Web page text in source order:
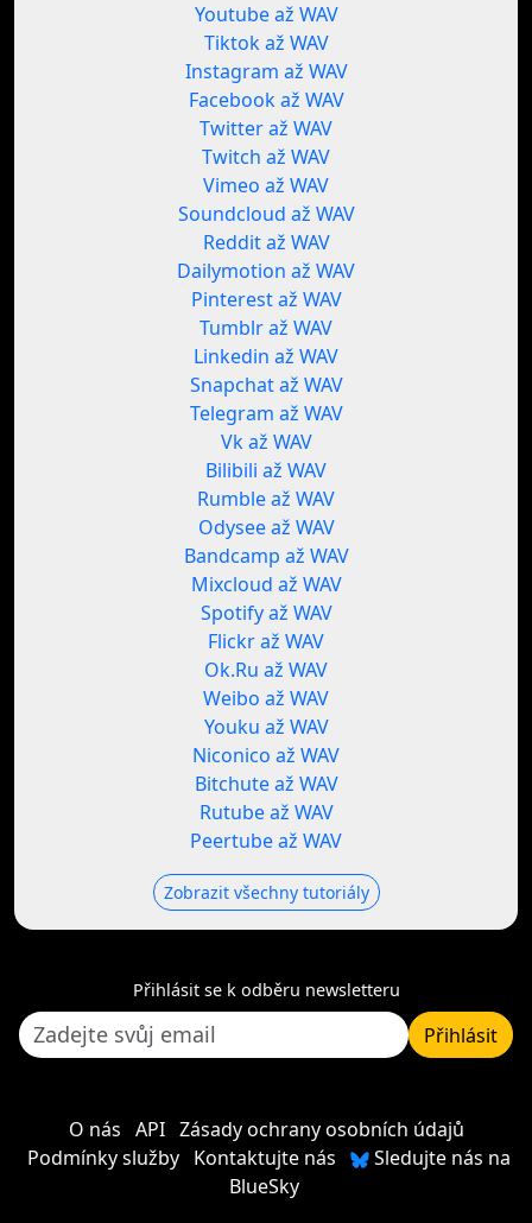
Youtube až WAV
Tiktok až WAV
Instagram až WAV
Facebook až WAV
Twitter až WAV
Twitch až WAV
Vimeo až WAV
Soundcloud až WAV
Reddit až WAV
Dailymotion až WAV
Pinterest až WAV
Tumblr až WAV
Linkedin až WAV
Snapchat až WAV
Telegram až WAV
Vk až WAV
Bilibili až WAV
Rumble až WAV
Odysee až WAV
Bandcamp až WAV
Mixcloud až WAV
Spotify až WAV
Flickr až WAV
Ok.Ru až WAV
Weibo až WAV
Youku až WAV
Niconico až WAV
Bitchute až WAV
Rutube až WAV
Peertube až WAV
Zobrazit všechny tutoriály
Přihlásit se k odběru newsletteru
Přihlásit
O nás API Zásady ochrany osobních údajů
Podmínky služby
Kontaktujte nás
Sledujte nás na
BlueSky